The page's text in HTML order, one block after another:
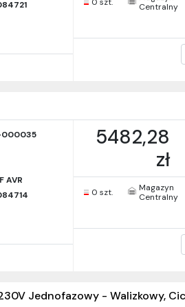
Centralny
000035
AVR
5482,28
zł
0 szt.
Magazyn
Centralny
Jednofazowy - Walizkowy,